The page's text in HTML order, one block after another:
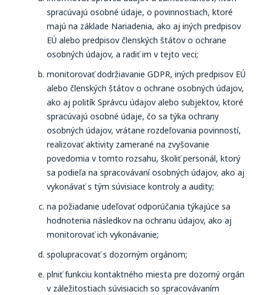
spracúvajú osobné údaje, o povinnostiach, ktoré
majú na základe Nariadenia, ako aj iných predpisov
EÚ alebo predpisov členských štátov o ochrane
osobných údajov, a radiť im v tejto veci;
monitorovať dodržiavanie GDPR, iných predpisov EÚ
alebo členských štátov o ochrane osobných údajov,
ako aj politík Správcu údajov alebo subjektov, ktoré
spracúvajú osobné údaje, čo sa týka ochrany
osobných údajov, vrátane rozdeľovania povinností,
realizovať aktivity zamerané na zvyšovanie
povedomia v tomto rozsahu, školiť personál, ktorý
sa podieľa na spracovávaní osobných údajov, ako aj
vykonávať s tým súvisiace kontroly a audity;
na požiadanie udeľovať odporúčania týkajúce sa
hodnotenia následkov na ochranu údajov, ako aj
monitorovať ich vykonávanie;
spolupracovať s dozorným orgánom;
plniť funkciu kontaktného miesta pre dozorný orgán
v záležitostiach súvisiacich so spracovávaním